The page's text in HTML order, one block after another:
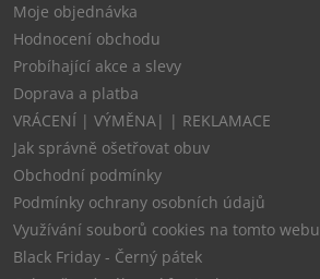
Moje objednávka
Hodnocení obchodu
Probíhající akce a slevy
Doprava a platba
VRÁCENÍ | VÝMĚNA| | REKLAMACE
Jak správně ošetřovat obuv
Obchodní podmínky
Podmínky ochrany osobních údajů
Využívání souborů cookies na tomto webu
Black Friday - Černý pátek